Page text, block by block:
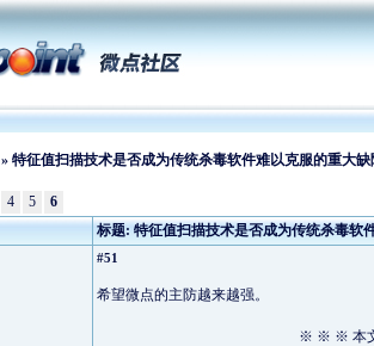
» 特征值扫描技术是否成为传统杀毒软件难以克服的重大缺
4 5
6
标题: 特征值扫描技术是否成为传统杀毒软
#51
希望微点的主防越来越强。
※ ※ ※ 本文